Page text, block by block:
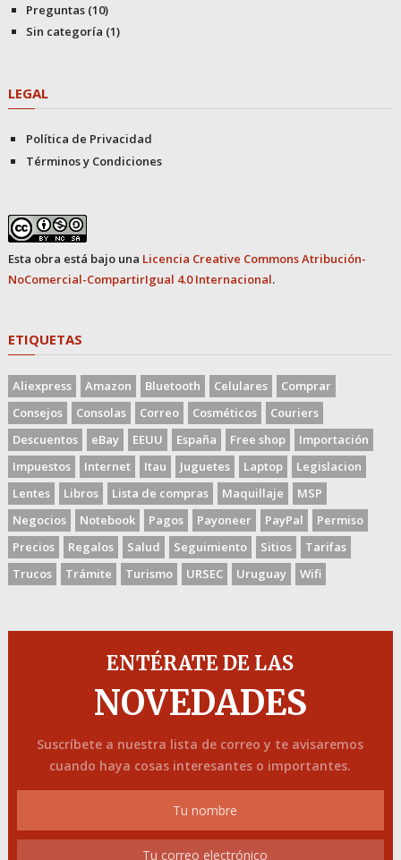
Preguntas(10)
Sin categoría (1)
LEGAL
Política de Privacidad
Términos y Condiciones
Esta obra está bajo una Licencia Creative Commons Atribución-
NoComercial-CompartirIgual 4.0 Internacional.
ETIQUETAS
Aliexpress Amazon Bluetooth Celulares
Comprar
Consejos
Consolas Correo Cosméticos
Couriers
Descuentos
eBay EEUU España Free shop
Importación
Impuestos
Internet Itau Juguetes Laptop
Legislacion
Lentes
Libros Lista de compras Maquillaje
MSP
Negocios
Notebook Pagos Payoneer PayPal
Permiso
Precios
Regalos Salud Seguimiento Sitios
Tarifas
Trucos
Trámite Turismo URSEC Uruguay Wifi
ENTÉRATE DE LAS
NOVEDADES
Suscríbete a nuestra lista de correo y te avisaremos
cuando haya cosas interesantes o importantes.